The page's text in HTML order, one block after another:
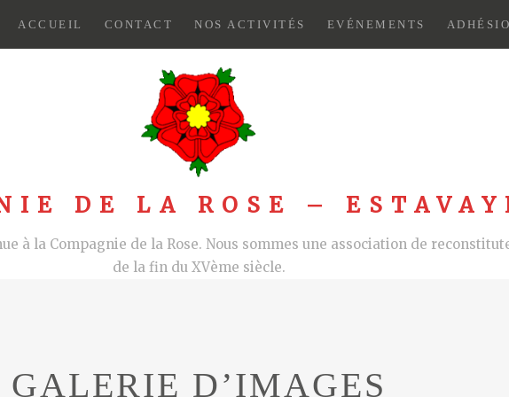
ACCUEIL CONTACT NOS ACTIVITÉS EVÉNEMENTS
DE LA ROSE –
à la Compagnie de la Rose. Nous sommes une association de
de la fin du XVème siècle.
GALERIE D’IMAGES